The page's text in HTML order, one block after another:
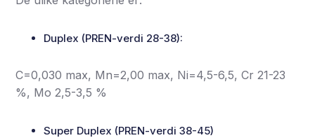
Duplex (PREN-verdi 28-38):
C=0,030 max, Mn=2,00 max, Ni=4,5-6,5, Cr 21-23
%, Mo 2,5-3,5 %
Super Duplex (PREN-verdi 38-45)